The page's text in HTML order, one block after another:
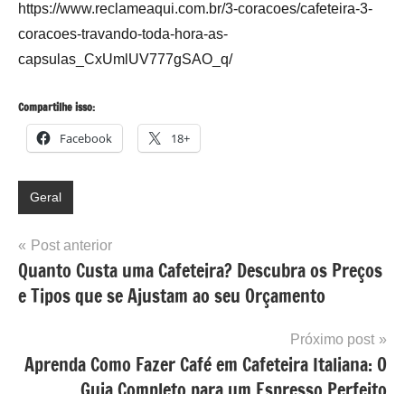
https://www.reclameaqui.com.br/3-coracoes/cafeteira-3-
coracoes-travando-toda-hora-as-
capsulas_CxUmlUV777gSAO_q/
Compartilhe isso:
Facebook 18+
Geral
Navegação
de
Post
Post anterior
Quanto Custa uma Cafeteira? Descubra os Preços
e Tipos que se Ajustam ao seu Orçamento
Próximo post
Aprenda Como Fazer Café em Cafeteira Italiana: O